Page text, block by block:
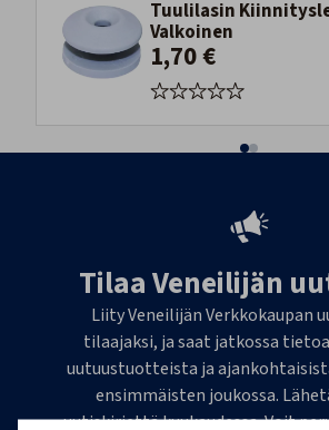
Tuulilasin
Valkoinen
1,70 €
Tilaa Veneilijän
Liity Veneilijän Verkkokaupan
tilaajaksi, ja saat jatkossa
uutuustuotteista ja
ensimmäisten joukossa.
uutiskirjettä kuukaudessa. Voit